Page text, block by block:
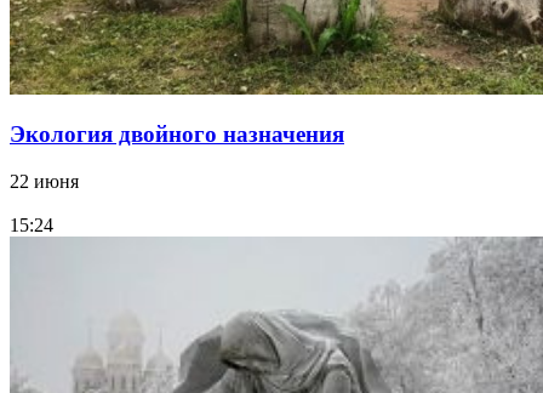
Экология двойного назначения
22 июня
15:24